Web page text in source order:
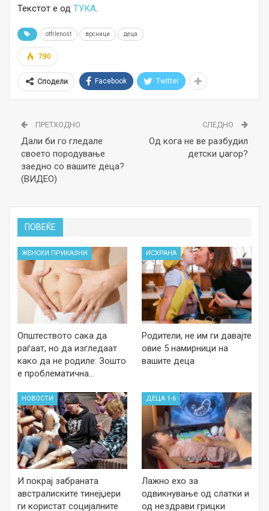
Текстот е од ТУКА.
otfrlenost врсници деца
790
Сподели Facebook Twitter
ПРЕТХОДНО
Дали би го гледале
своето породување
заедно со вашите деца?
(ВИДЕО)
СЛЕДНО
Од кога не ве разбудил
детски џагор?
ПОВЕЌЕ
ЖЕНСКИ ПРИКАЗНИ
Општеството сака да
раѓаат, но да изгледаат
како да не родиле: Зошто
е проблематична…
ИСХРАНА
Родители, не им ги давајте
овие 5 намирници на
вашите деца
НОВОСТИ
И покрај забраната
австралиските тинејџери
ги користат социјалните
ДЕЦА 1-6
Лажно ехо за
одвикнување од слатки и
од нездрави грицки